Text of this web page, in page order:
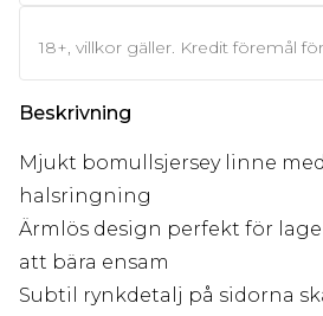
18+, villkor gäller. Kredit föremål
Beskrivning
Mjukt bomullsjersey linne
halsringning
Ärmlös design perfekt för
att bära ensam
Subtil rynkdetalj på sidorna